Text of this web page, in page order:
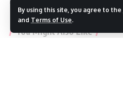
By using this site, you agree to the
and Terms of Use.
You Might Also Like